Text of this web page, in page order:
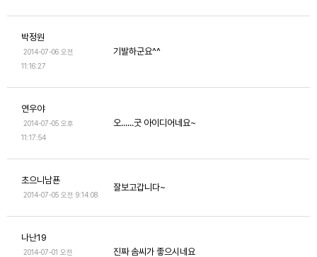
박정원
2014-07-06 오전
11:16:27
기발하군요^^
연우야
2014-07-05 오후
11:17:54
오......굿 아이디어네요~
초으니남푠
2014-07-05 오전 9:14:08
잘보고갑니다~
나난19
2014-07-01 오전
진짜 솜씨가 좋으시네요